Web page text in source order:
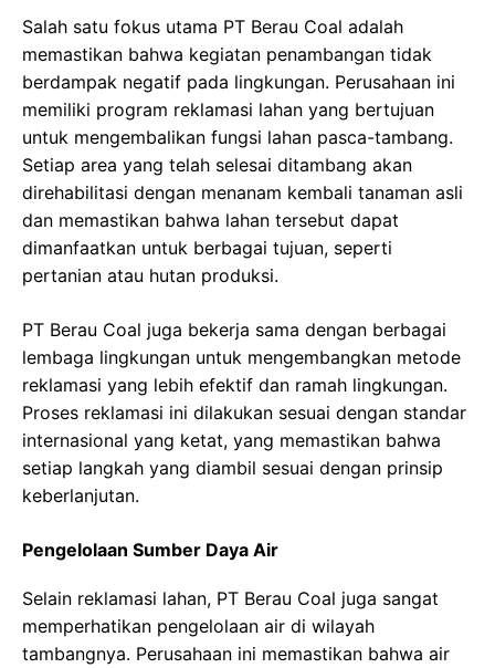
Salah satu fokus utama PT Berau Coal adalah
memastikan bahwa kegiatan penambangan tidak
berdampak negatif pada lingkungan. Perusahaan ini
memiliki program reklamasi lahan yang bertujuan
untuk mengembalikan fungsi lahan pasca-tambang.
Setiap area yang telah selesai ditambang akan
direhabilitasi dengan menanam kembali tanaman asli
dan memastikan bahwa lahan tersebut dapat
dimanfaatkan untuk berbagai tujuan, seperti
pertanian atau hutan produksi.
PT Berau Coal juga bekerja sama dengan berbagai
lembaga lingkungan untuk mengembangkan metode
reklamasi yang lebih efektif dan ramah lingkungan.
Proses reklamasi ini dilakukan sesuai dengan standar
internasional yang ketat, yang memastikan bahwa
setiap langkah yang diambil sesuai dengan prinsip
keberlanjutan.
Pengelolaan Sumber Daya Air
Selain reklamasi lahan, PT Berau Coal juga sangat
memperhatikan pengelolaan air di wilayah
tambangnya. Perusahaan ini memastikan bahwa air